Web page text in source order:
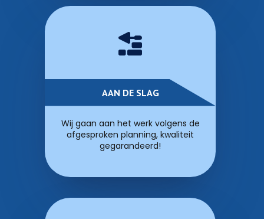
AAN DE SLAG
Wij gaan aan het werk volgens de
afgesproken planning, kwaliteit
gegarandeerd!